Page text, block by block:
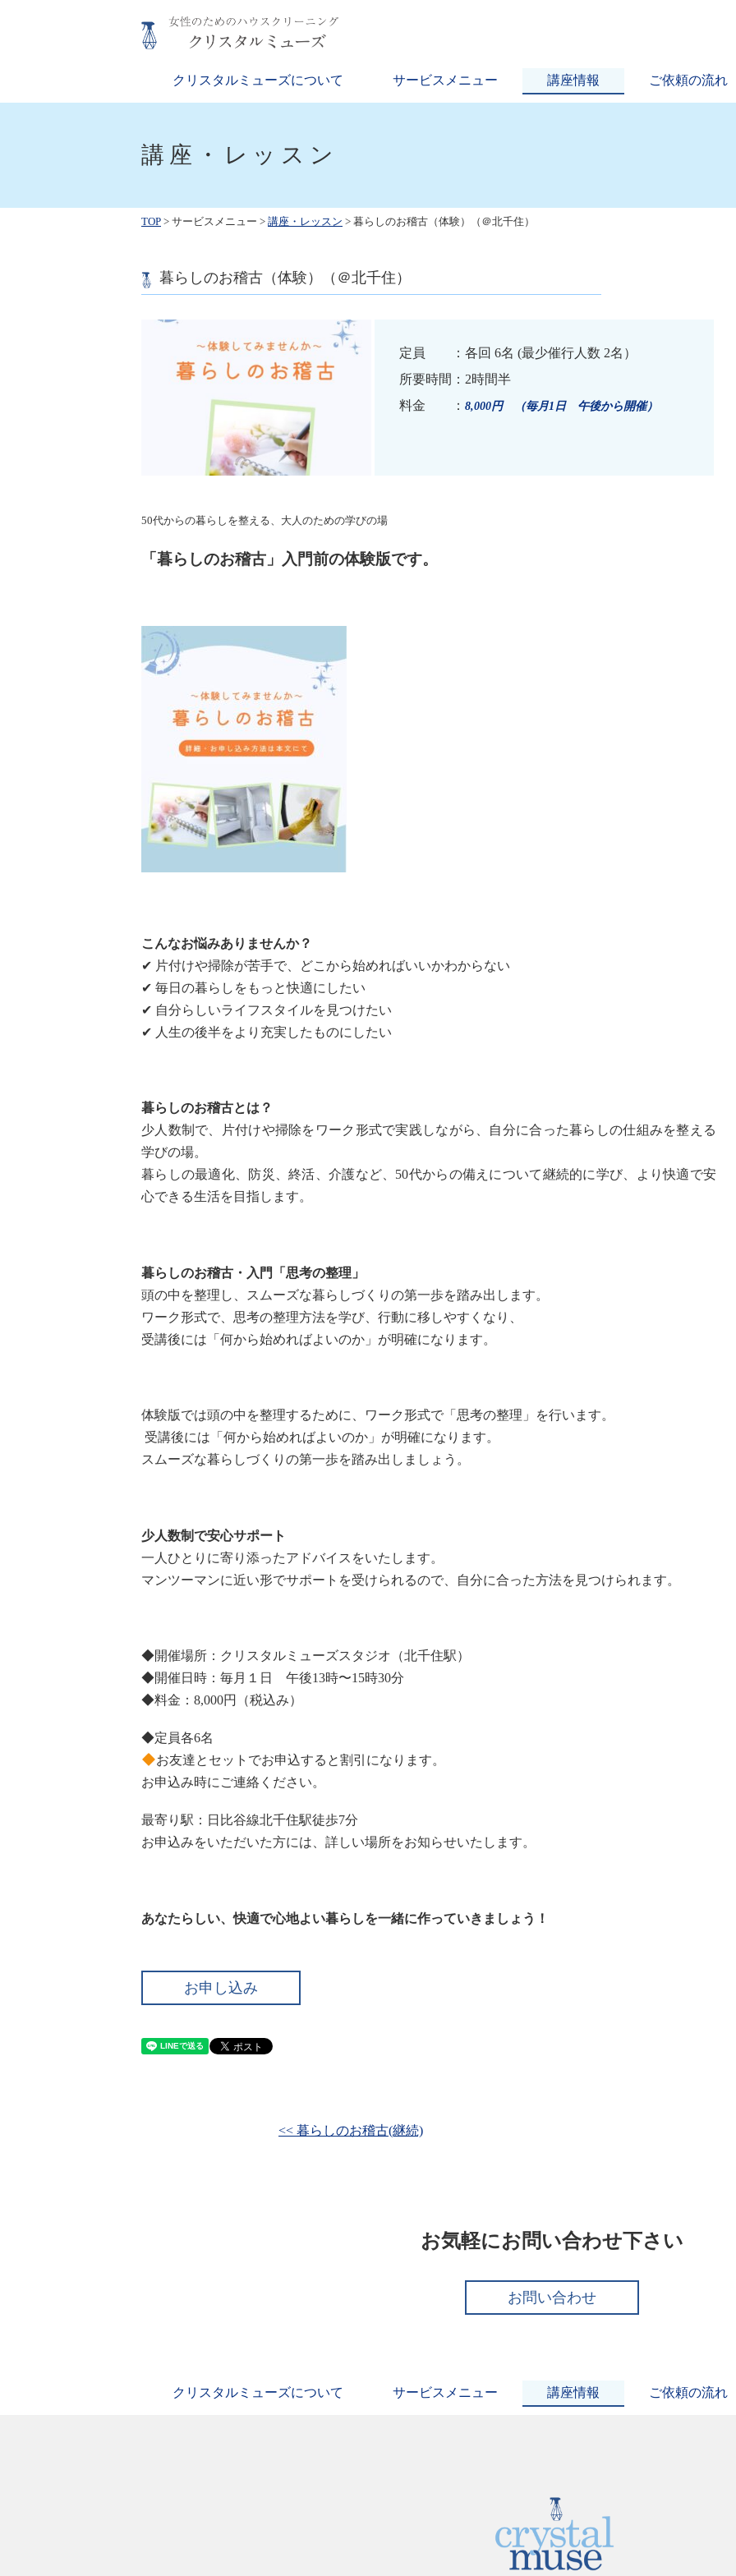
クリスタルミューズについて サービスメニュー 講座情報 ご依頼の流れ
講座・レッスン
TOP > サービスメニュー > 講座・レッスン > 暮らしのお稽古（体験）（＠北千住）
暮らしのお稽古（体験）（＠北千住）
定員 ：各回 6名 (最少催行人数 2名）
所要時間：2時間半
料金 ： 8,000円 （毎月1日 午後から開催）
50代からの暮らしを整える、大人のための学びの場
「暮らしのお稽古」入門前の体験版です。
こんなお悩みありませんか？
✔ 片付けや掃除が苦手で、どこから始めればいいかわからない
✔ 毎日の暮らしをもっと快適にしたい
✔ 自分らしいライフスタイルを見つけたい
✔ 人生の後半をより充実したものにしたい
暮らしのお稽古とは？
少人数制で、片付けや掃除をワーク形式で実践しながら、自分に合った暮らしの仕組みを整える
学びの場。
暮らしの最適化、防災、終活、介護など、50代からの備えについて継続的に学び、より快適で安
心できる生活を目指します。
暮らしのお稽古・入門「思考の整理」
頭の中を整理し、スムーズな暮らしづくりの第一歩を踏み出します。
ワーク形式で、思考の整理方法を学び、行動に移しやすくなり、
受講後には「何から始めればよいのか」が明確になります。
体験版では頭の中を整理するために、ワーク形式で「思考の整理」を行います。
受講後には「何から始めればよいのか」が明確になります。
スムーズな暮らしづくりの第一歩を踏み出しましょう。
少人数制で安心サポート
一人ひとりに寄り添ったアドバイスをいたします。
マンツーマンに近い形でサポートを受けられるので、自分に合った方法を見つけられます。
◆開催場所：クリスタルミューズスタジオ（北千住駅）
◆開催日時：毎月１日 午後13時〜15時30分
◆料金：8,000円（税込み）
◆定員各6名
お友達とセットでお申込すると割引になります。
お申込み時にご連絡ください。
最寄り駅：日比谷線北千住駅徒歩7分
お申込みをいただいた方には、詳しい場所をお知らせいたします。
あなたらしい、快適で心地よい暮らしを一緒に作っていきましょう！
お申し込み
<< 暮らしのお稽古(継続)
お気軽にお問い合わせ下さい
お問い合わせ
クリスタルミューズについて サービスメニュー 講座情報 ご依頼の流れ